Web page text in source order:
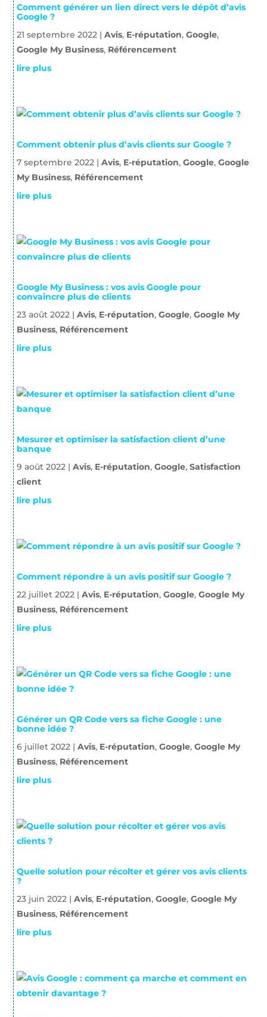
Comment générer un lien direct vers le dépôt d’avis
Google ?
21 septembre 2022| Avis, E-réputation, Google,
Google My Business, Référencement
lire plus
Comment obtenir plus d’avis clients sur Google ?
7 septembre 2022| Avis, E-réputation, Google, Google
My Business, Référencement
lire plus
Google My Business : vos avis Google pour
convaincre plus de clients
23 août 2022| Avis, E-réputation, Google, Google My
Business, Référencement
lire plus
Mesurer et optimiser la satisfaction client d’une
banque
9 août 2022| Avis, E-réputation, Google, Satisfaction
client
lire plus
Comment répondre à un avis positif sur Google ?
22 juillet 2022| Avis, E-réputation, Google, Google My
Business, Référencement
lire plus
Générer un QR Code vers sa fiche Google : une
bonne idée ?
6 juillet 2022| Avis, E-réputation, Google, Google My
Business, Référencement
lire plus
Quelle solution pour récolter et gérer vos avis clients
?
23 juin 2022| Avis, E-réputation, Google, Google My
Business, Référencement
lire plus